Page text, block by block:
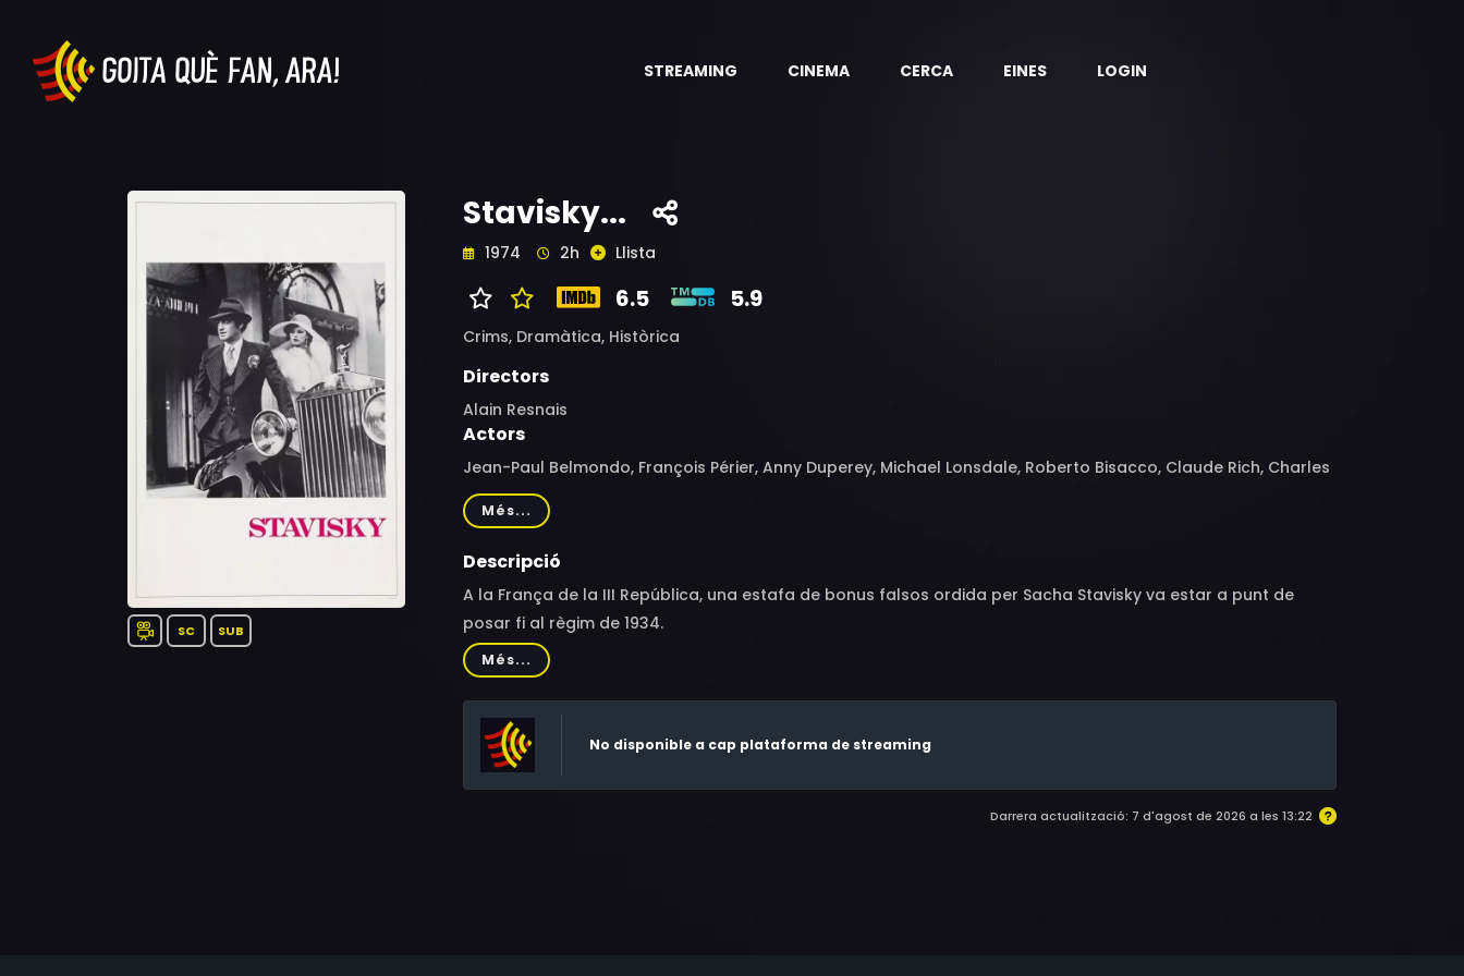
STREAMING CINEMA CERCA EINES LOGIN
SC SUB
Stavisky...
1974 2h Llista
6.5 5.9
Crims, Dramàtica, Històrica
Directors
Alain Resnais
Actors
Jean-Paul Belmondo, François Périer, Anny Duperey, Michael Lonsdale, Roberto Bisacco, Claude Rich, Charles
Boyer, Pierre Vernier, Marcel Cuvelier, Van Doude, Jacques Spiesser, Michel Beaune, Maurice Jacquemont,
Silvia Bădescu, Jacques Eyser, Fernand Guiot, Daniel Lecourtois, Gérard Depardieu, Niké Arrighi, Samson
Fainsilber, Raymond Girard, Gigi Ballista, Guido Cerniglia, Yves Brainville, Gabriel Cattand, Jean Michaud, Niels
Catherine Sellers, Paul Villé, Vicky Messica, Lionel Vitrant, Georges Yacoubian, François Leterrier, Jean-Michel
Charlier
Més...
Descripció
A la França de la III República, una estafa de bonus falsos ordida per Sacha Stavisky va estar a punt de
posar fi al règim de 1934.
Més...
No disponible a cap plataforma de streaming
Darrera actualització: 7 d'agost de 2026 a les 13:22